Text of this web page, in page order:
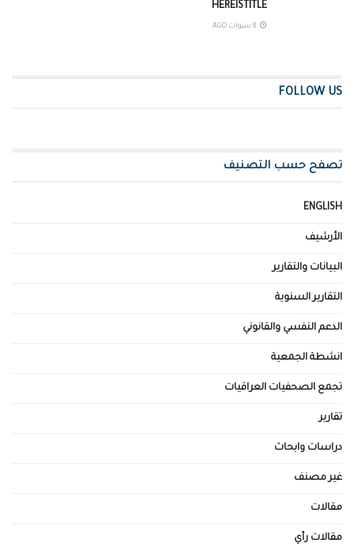
HEREISTITLE
FOLLOW US
تصفح حسب التصنيف
ENGLISH
الأرشيف
البيانات والتقارير
التقارير السنوية
الدعم النفسي والقانوني
انشطة الجمعية
تجمع الصحفيات العراقيات
تقارير
دراسات وابحاث
غير مصنف
مقالات
مقالات رأي